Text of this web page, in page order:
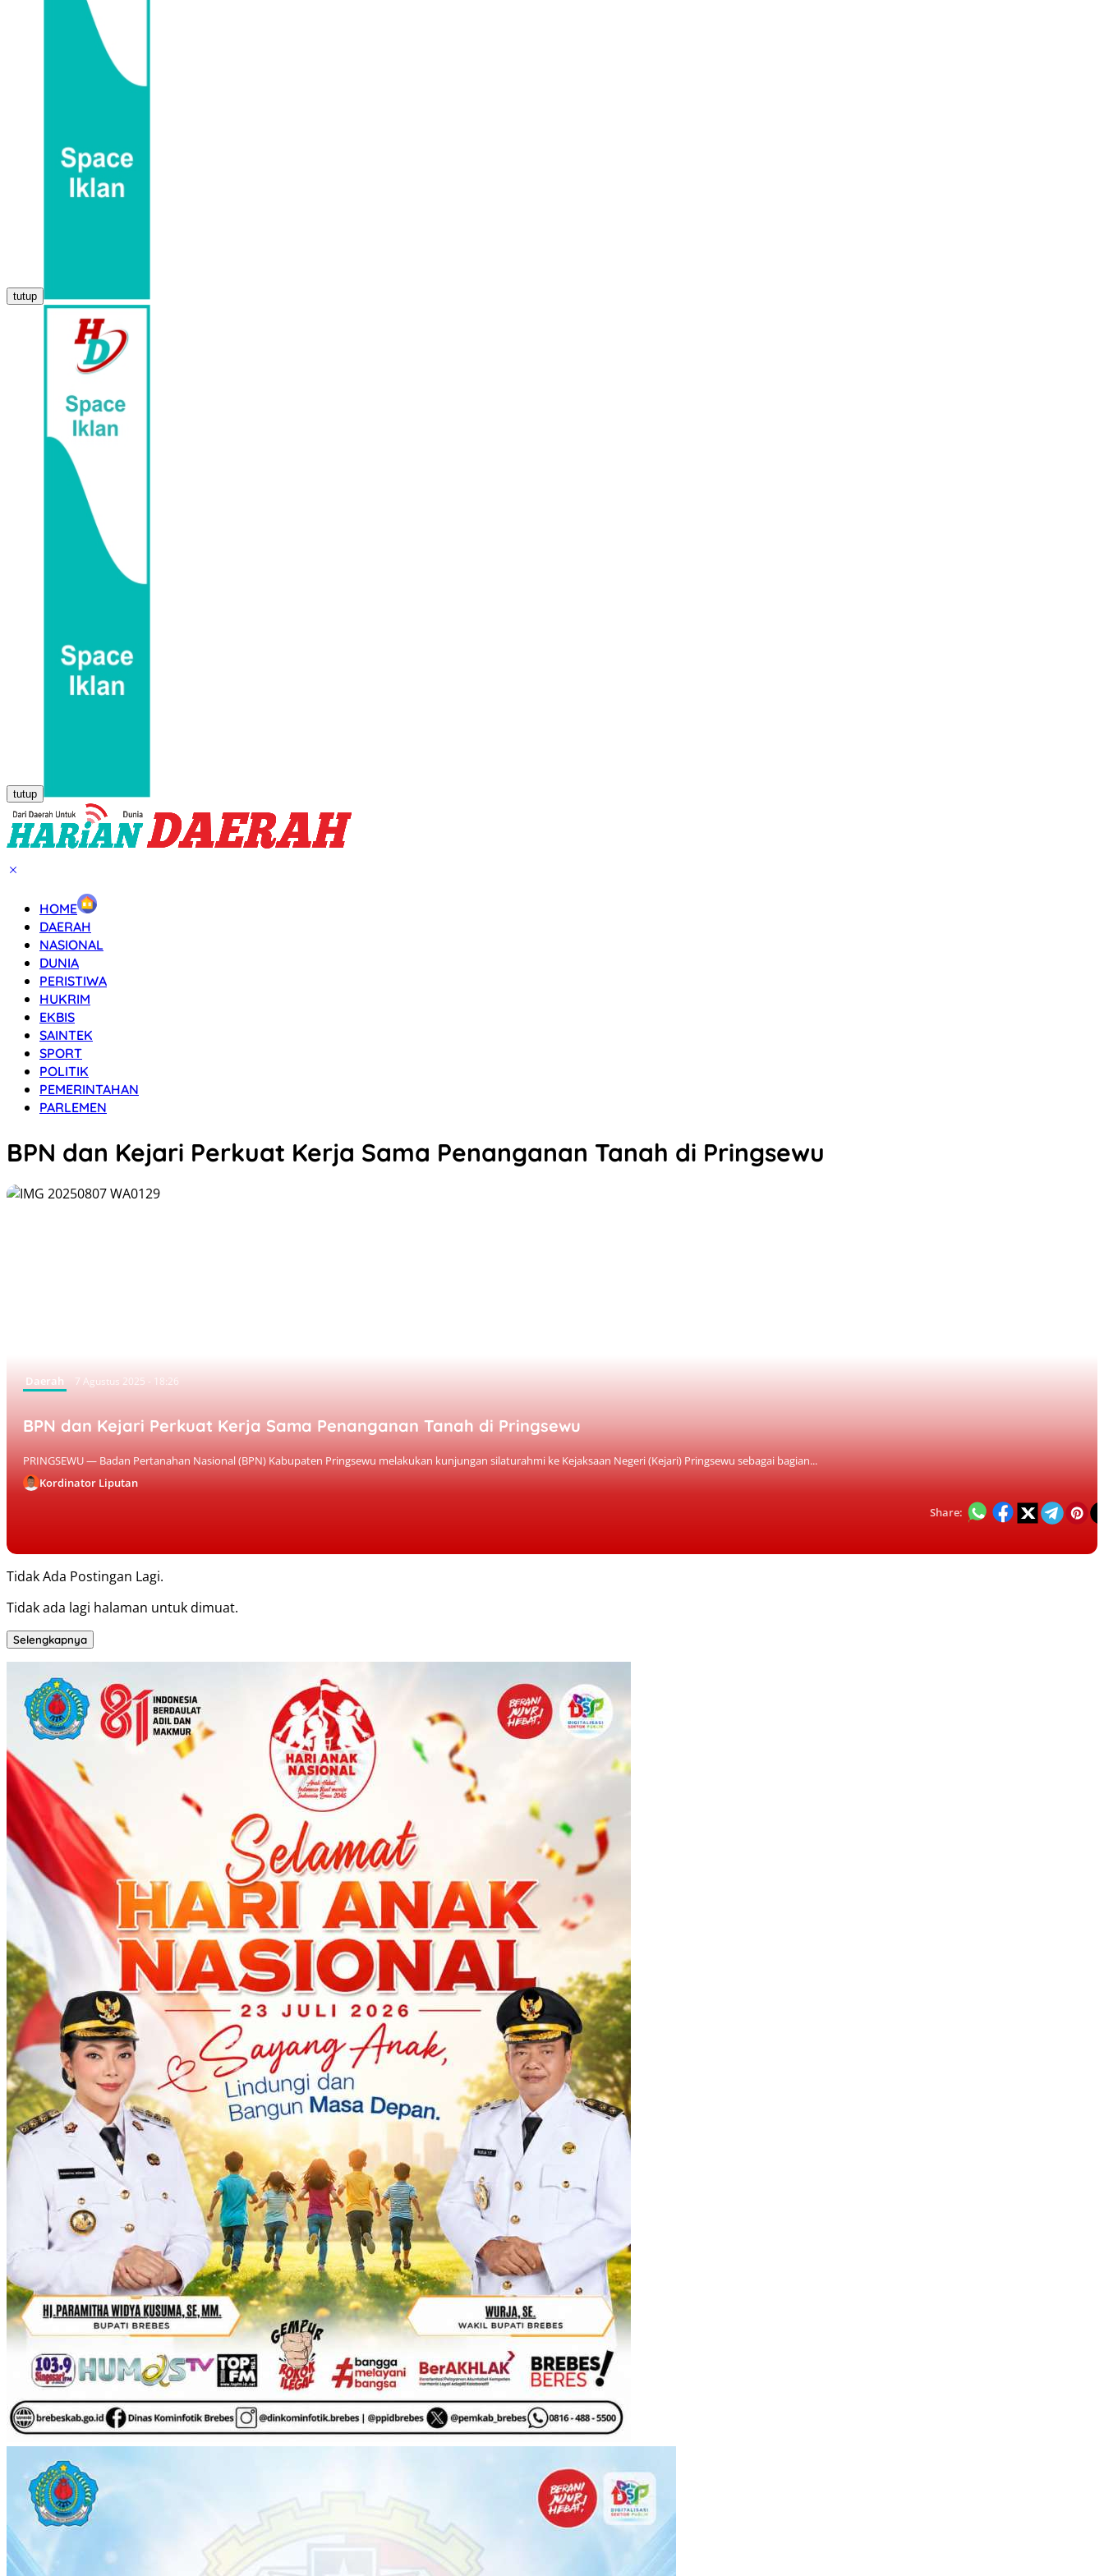
tutup
tutup
HOME
DAERAH
NASIONAL
DUNIA
PERISTIWA
HUKRIM
EKBIS
SAINTEK
SPORT
POLITIK
PEMERINTAHAN
PARLEMEN
BPN dan Kejari Perkuat Kerja Sama Penanganan Tanah di Pringsewu
Daerah 7 Agustus 2025 - 18:26
BPN dan Kejari Perkuat Kerja Sama Penanganan Tanah di Pringsewu
PRINGSEWU — Badan Pertanahan Nasional (BPN) Kabupaten Pringsewu melakukan kunjungan silaturahmi ke Kejaksaan Negeri (Kejari) Pringsewu sebagai bagian...
Kordinator Liputan
Share:
Tidak Ada Postingan Lagi.
Tidak ada lagi halaman untuk dimuat.
Selengkapnya